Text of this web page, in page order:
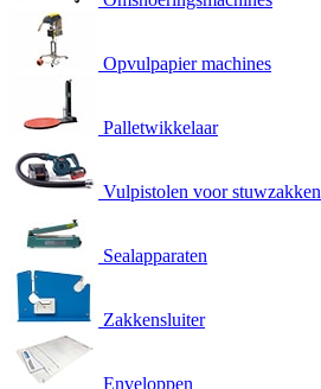
Opvulpapier machines
Palletwikkelaar
Vulpistolen voor stuwzakken
Sealapparaten
Zakkensluiter
Enveloppen